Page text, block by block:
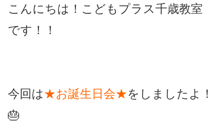
こんにちは！こどもプラス千歳教室
です！！
今回は★お誕生日会★をしましたよ！
🎂